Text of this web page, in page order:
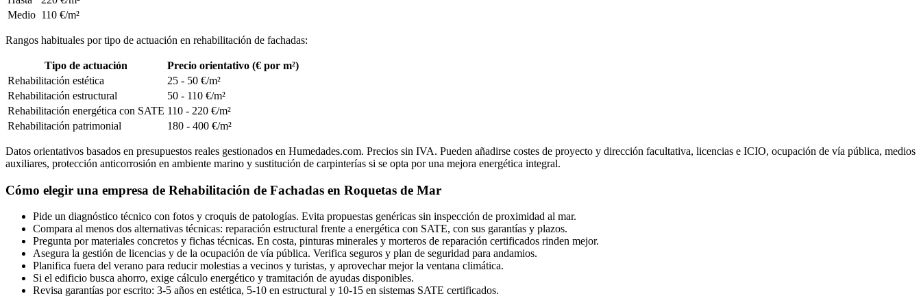
Medio 110 €/m²
Rangos habituales por tipo de actuación en rehabilitación de fachadas:
Tipo de actuación
Precio orientativo (€ por m²)
Rehabilitación estética
25 - 50 €/m²
Rehabilitación estructural
50 - 110 €/m²
Rehabilitación energética con SATE 110 - 220 €/m²
Rehabilitación patrimonial
180 - 400 €/m²
Datos orientativos basados en presupuestos reales gestionados en Humedades.com. Precios sin IVA. Pueden añadirse costes de proyecto y dirección facultativa, licencias e ICIO, ocupación de vía pública, medios
auxiliares, protección anticorrosión en ambiente marino y sustitución de carpinterías si se opta por una mejora energética integral.
Cómo elegir una empresa de Rehabilitación de Fachadas en Roquetas de Mar
Pide un diagnóstico técnico con fotos y croquis de patologías. Evita propuestas genéricas sin inspección de proximidad al mar.
Compara al menos dos alternativas técnicas: reparación estructural frente a energética con SATE, con sus garantías y plazos.
Pregunta por materiales concretos y fichas técnicas. En costa, pinturas minerales y morteros de reparación certificados rinden mejor.
Asegura la gestión de licencias y de la ocupación de vía pública. Verifica seguros y plan de seguridad para andamios.
Planifica fuera del verano para reducir molestias a vecinos y turistas, y aprovechar mejor la ventana climática.
Si el edificio busca ahorro, exige cálculo energético y tramitación de ayudas disponibles.
Revisa garantías por escrito: 3-5 años en estética, 5-10 en estructural y 10-15 en sistemas SATE certificados.